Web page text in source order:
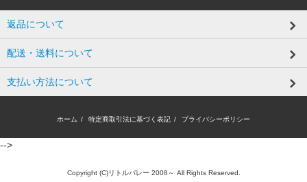
返品について
配送・送料について
支払い方法について
ホーム / 特定商取引法に基づく表記 / プライバシーポリシー
-->
Copyright (C)リトルバレー 2008～ All Rights Reserved.